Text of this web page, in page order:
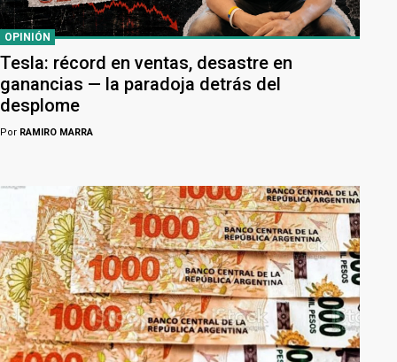
OPINIÓN
Tesla: récord en ventas, desastre en
ganancias — la paradoja detrás del
desplome
Por RAMIRO MARRA